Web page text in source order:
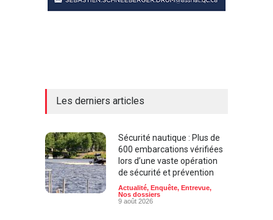
Les derniers articles
Sécurité nautique : Plus de
600 embarcations vérifiées
lors d’une vaste opération
de sécurité et prévention
Actualité, Enquête, Entrevue,
Nos dossiers
9 août 2026